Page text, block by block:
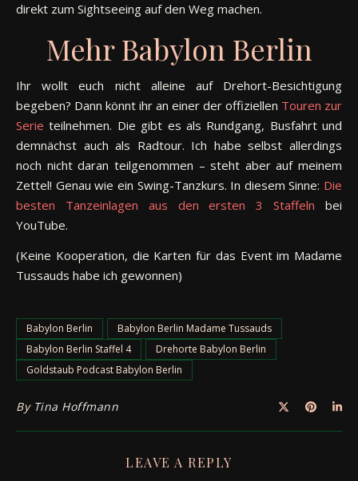
direkt zum Sightseeing auf den Weg machen.
Mehr Babylon Berlin
Ihr wollt euch nicht alleine auf Drehort-Besichtigung
begeben? Dann könnt ihr an einer der offiziellen Touren zur
Serie teilnehmen. Die gibt es als Rundgang, Busfahrt und
demnächst auch als Radtour. Ich habe selbst allerdings
noch nicht daran teilgenommen – steht aber auf meinem
Zettel! Genau wie ein Swing-Tanzkurs. In diesem Sinne: Die
besten Tanzeinlagen aus den ersten 3 Staffeln bei
YouTube.
(Keine Kooperation, die Karten für das Event im Madame
Tussauds habe ich gewonnen)
Babylon Berlin
Babylon Berlin Madame Tussauds
Babylon Berlin Staffel 4
Drehorte Babylon Berlin
Goldstaub Podcast Babylon Berlin
By Tina Hoffmann
LEAVE A REPLY